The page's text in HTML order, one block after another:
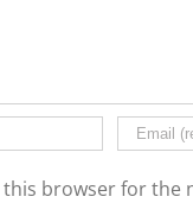
browser for the